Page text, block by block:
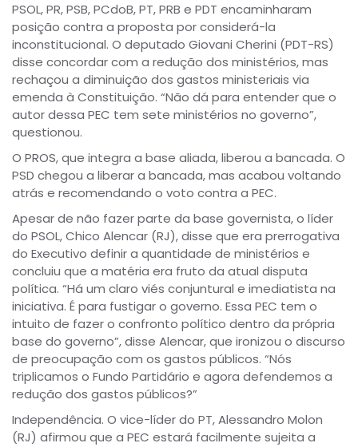
PSOL, PR, PSB, PCdoB, PT, PRB e PDT encaminharam
posição contra a proposta por considerá-la
inconstitucional. O deputado Giovani Cherini (PDT-RS)
disse concordar com a redução dos ministérios, mas
rechaçou a diminuição dos gastos ministeriais via
emenda à Constituição. “Não dá para entender que o
autor dessa PEC tem sete ministérios no governo”,
questionou.
O PROS, que integra a base aliada, liberou a bancada. O
PSD chegou a liberar a bancada, mas acabou voltando
atrás e recomendando o voto contra a PEC.
Apesar de não fazer parte da base governista, o líder
do PSOL, Chico Alencar (RJ), disse que era prerrogativa
do Executivo definir a quantidade de ministérios e
concluiu que a matéria era fruto da atual disputa
política. “Há um claro viés conjuntural e imediatista na
iniciativa. É para fustigar o governo. Essa PEC tem o
intuito de fazer o confronto político dentro da própria
base do governo”, disse Alencar, que ironizou o discurso
de preocupação com os gastos públicos. “Nós
triplicamos o Fundo Partidário e agora defendemos a
redução dos gastos públicos?”
Independência. O vice-líder do PT, Alessandro Molon
(RJ) afirmou que a PEC estará facilmente sujeita a